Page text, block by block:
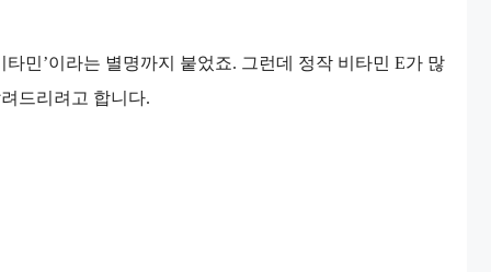
민’이라는 별명까지 붙었죠. 그런데 정작 비타민 E가 많
드리려고 합니다.